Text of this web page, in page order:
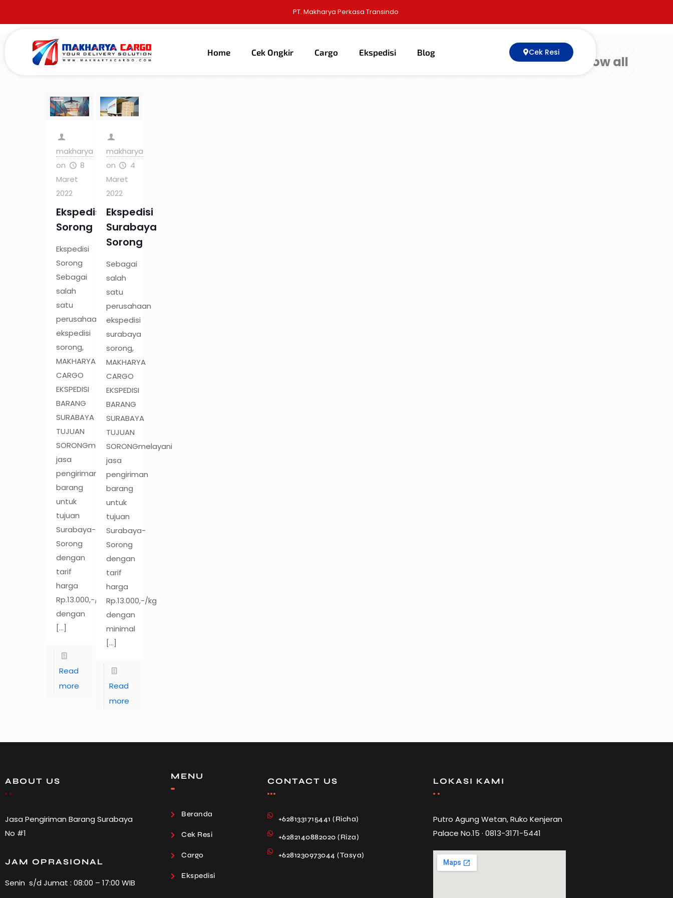
PT. Makharya Perkasa Transindo
Home Cek Ongkir Cargo Ekspedisi Blog Cek Resi
Filter by Categories Show all
makharya
on
8
Maret
2022
Ekspedisi
Sorong
Ekspedisi
Sorong
Sebagai
salah
satu
perusahaan
ekspedisi
sorong,
MAKHARYA
CARGO
EKSPEDISI
BARANG
SURABAYA
TUJUAN
SORONGmelayani
jasa
pengiriman
barang
untuk
tujuan
Surabaya-
Sorong
dengan
tarif
harga
Rp.13.000,-/kg
dengan
[…]
Read
more
makharya
on
4
Maret
2022
Ekspedisi
Surabaya
Sorong
Sebagai
salah
satu
perusahaan
ekspedisi
surabaya
sorong,
MAKHARYA
CARGO
EKSPEDISI
BARANG
SURABAYA
TUJUAN
SORONGmelayani
jasa
pengiriman
barang
untuk
tujuan
Surabaya-
Sorong
dengan
tarif
harga
Rp.13.000,-/kg
dengan
minimal
[…]
Read
more
ABOUT US
Jasa Pengiriman Barang Surabaya
No #1
JAM OPRASIONAL
Senin s/d Jumat : 08:00 – 17:00 WIB
MENU
Beranda
Cek Resi
Cargo
Ekspedisi
CONTACT US
+6281331715441 (Richa)
+6282140882020 (Riza)
+6281230973044 (Tasya)
LOKASI KAMI
Putro Agung Wetan, Ruko Kenjeran
Palace No.15 · 0813-3171-5441